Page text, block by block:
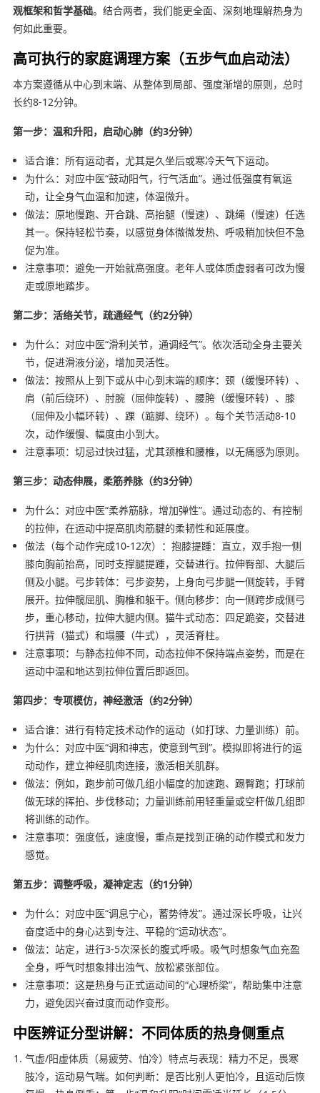
观框架和哲学基础。结合两者，我们能更全面、深刻地理解热身为
何如此重要。
高可执行的家庭调理方案（五步气血启动法）
本方案遵循从中心到末端、从整体到局部、强度渐增的原则，总时
长约8-12分钟。
第一步：温和升阳，启动心肺（约3分钟）
适合谁：所有运动者，尤其是久坐后或寒冷天气下运动。
为什么：对应中医“鼓动阳气，行气活血”。通过低强度有氧运
动，让全身气血温和加速，体温微升。
做法：原地慢跑、开合跳、高抬腿（慢速）、跳绳（慢速）任选
其一。保持轻松节奏，以感觉身体微微发热、呼吸稍加快但不急
促为准。
注意事项：避免一开始就高强度。老年人或体质虚弱者可改为慢
走或原地踏步。
第二步：活络关节，疏通经气（约2分钟）
为什么：对应中医“滑利关节，通调经气”。依次活动全身主要关
节，促进滑液分泌，增加灵活性。
做法：按照从上到下或从中心到末端的顺序：颈（缓慢环转）、
肩（前后绕环）、肘腕（屈伸旋转）、腰胯（缓慢环转）、膝
（屈伸及小幅环转）、踝（踮脚、绕环）。每个关节活动8-10
次，动作缓慢、幅度由小到大。
注意事项：切忌过快过猛，尤其颈椎和腰椎，以无痛感为原则。
第三步：动态伸展，柔筋养脉（约3分钟）
为什么：对应中医“柔养筋脉，增加弹性”。通过动态的、有控制
的拉伸，在运动中提高肌肉筋腱的柔韧性和延展度。
做法（每个动作完成10-12次）：抱膝提踵：直立，双手抱一侧
膝向胸前抬高，同时支撑腿提踵，交替进行。拉伸臀部、大腿后
侧及小腿。弓步转体：弓步姿势，上身向弓步腿一侧旋转，手臂
展开。拉伸髋屈肌、胸椎和躯干。侧向移步：向一侧跨步成侧弓
步，重心移动，拉伸大腿内侧。猫牛式动态：四足跪姿，交替进
行拱背（猫式）和塌腰（牛式），灵活脊柱。
注意事项：与静态拉伸不同，动态拉伸不保持端点姿势，而是在
运动中温和地达到拉伸位置后即返回。
第四步：专项模仿，神经激活（约2分钟）
适合谁：进行有特定技术动作的运动（如打球、力量训练）前。
为什么：对应中医“调和神志，使意到气到”。模拟即将进行的运
动动作，建立神经肌肉连接，激活相关肌群。
做法：例如，跑步前可做几组小幅度的加速跑、踢臀跑；打球前
做无球的挥拍、步伐移动；力量训练前用轻重量或空杆做几组即
将训练的动作。
注意事项：强度低，速度慢，重点是找到正确的动作模式和发力
感觉。
第五步：调整呼吸，凝神定志（约1分钟）
为什么：对应中医“调息宁心，蓄势待发”。通过深长呼吸，让兴
奋度适中的身心达到专注、平稳的“运动状态”。
做法：站定，进行3-5次深长的腹式呼吸。吸气时想象气血充盈
全身，呼气时想象排出浊气、放松紧张部位。
注意事项：这是热身与正式运动间的“心理桥梁”，帮助集中注意
力，避免因兴奋过度而动作变形。
中医辨证分型讲解：不同体质的热身侧重点
气虚/阳虚体质（易疲劳、怕冷）特点与表现：精力不足，畏寒
肢冷，运动易气喘。如何判断：是否比别人更怕冷，且运动后恢